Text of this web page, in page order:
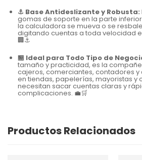
⚓ Base Antideslizante y Robusta:
gomas de soporte en la parte
la calculadora se mueva o se
digitando cuentas a toda velocidad
🏢⚓
🏪 Ideal para Todo Tipo de
tamaño y practicidad, es la
cajeros, comerciantes, contadores
en tiendas, papelerías, mayoristas y
necesitan sacar cuentas claras y
complicaciones. 💼🛒
Productos Relacionados